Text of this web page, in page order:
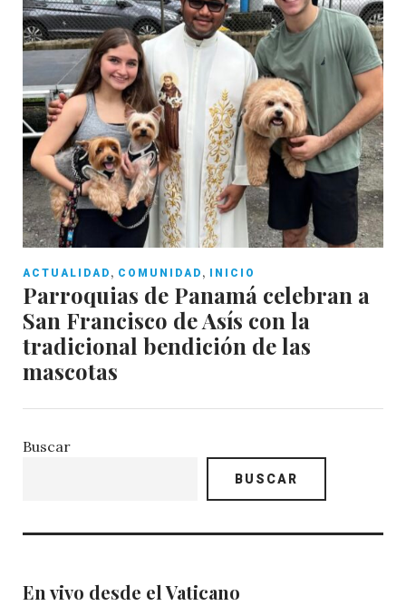
ACTUALIDAD , COMUNIDAD , INICIO
Parroquias de Panamá celebran a
San Francisco de Asís con la
tradicional bendición de las
mascotas
Buscar
BUSCAR
En vivo desde el Vaticano